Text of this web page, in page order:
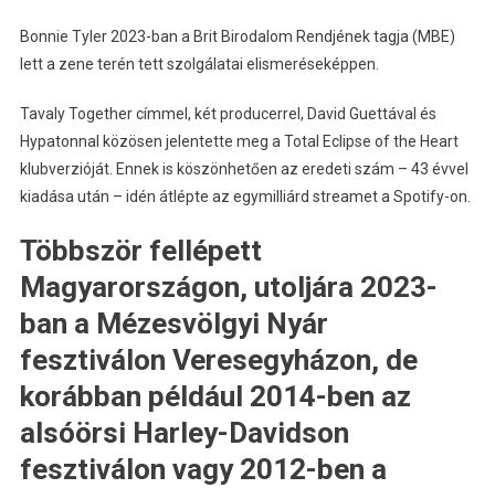
Bonnie Tyler 2023-ban a Brit Birodalom Rendjének tagja (MBE)
lett a zene terén tett szolgálatai elismeréseképpen.
Tavaly Together címmel, két producerrel, David Guettával és
Hypatonnal közösen jelentette meg a Total Eclipse of the Heart
klubverzióját. Ennek is köszönhetően az eredeti szám – 43 évvel
kiadása után – idén átlépte az egymilliárd streamet a Spotify-on.
Többször fellépett
Magyarországon, utoljára 2023-
ban a Mézesvölgyi Nyár
fesztiválon Veresegyházon, de
korábban például 2014-ben az
alsóörsi Harley-Davidson
fesztiválon vagy 2012-ben a